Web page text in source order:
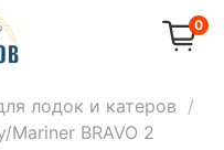
0
лодок и катеров
BRAVO 2